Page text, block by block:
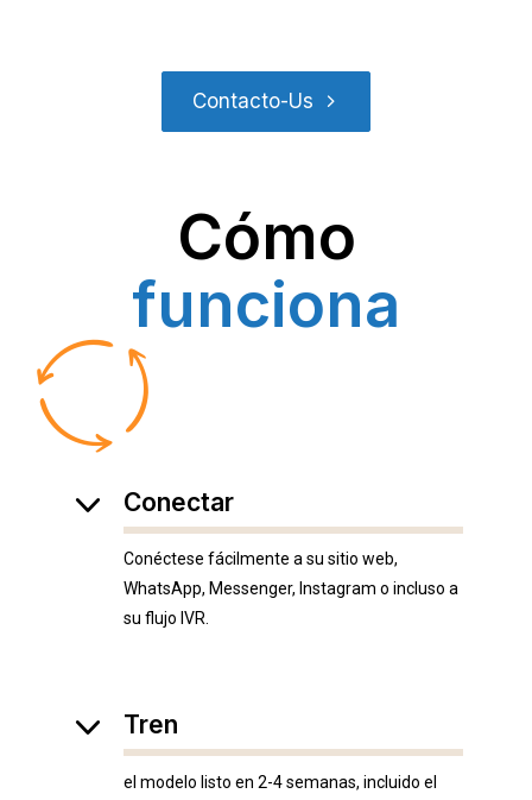
Contacto-Us
Cómo
funciona
Conectar
Conéctese fácilmente a su sitio web,
WhatsApp, Messenger, Instagram o incluso a
su flujo IVR.
Tren
el modelo listo en 2-4 semanas, incluido el